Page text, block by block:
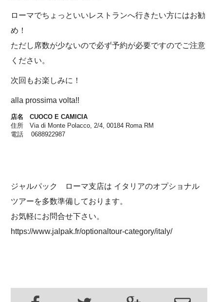
ローマでちょっといいレストランへ行きたい方にはお勧
め！
ただし席数が少ないので必ず予約が必要ですのでご注意
ください。
次回もお楽しみに！
alla prossima volta!!
店名 CUOCO E CAMICIA
住所 Via di Monte Polacco, 2/4, 00184 Roma RM
電話 0688922987
ジャルパック ローマ支店は イタリアのオプショナル
ツアーを多数準備しております。
お気軽にお問合せ下さい。
https://www.jalpak.fr/optionaltour-category/italy/